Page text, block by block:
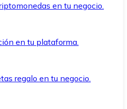
en tu negocio.
en tu plataforma.
regalo en tu negocio.